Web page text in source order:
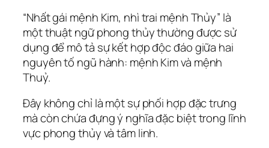
“Nhất gái mệnh Kim, nhì trai mệnh Thủy” là
một thuật ngữ phong thủy thường được sử
dụng để mô tả sự kết hợp độc đáo giữa hai
nguyên tố ngũ hành: mệnh Kim và mệnh
Thuỷ.
Đây không chỉ là một sự phối hợp đặc trưng
mà còn chứa đựng ý nghĩa đặc biệt trong lĩnh
vực phong thủy và tâm linh.